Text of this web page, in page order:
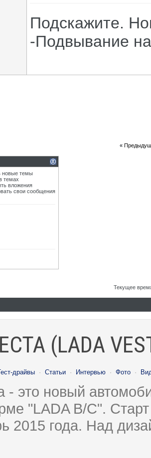
Подскажите.
-Подвывание
«
новые темы
темах
вложения
свои сообщения
Текущее
(LADA
драйвы · Статьи · Интервью · Фото ·
- это новый
"LADA B/C".
2015 года. Над